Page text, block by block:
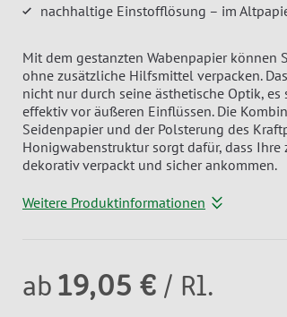
nachhaltige Einstofflösung – im
Mit dem gestanzten Wabenpapier können
ohne zusätzliche Hilfsmittel verpacken.
nicht nur durch seine ästhetische Optik, es
effektiv vor äußeren Einflüssen. Die
Seidenpapier und der Polsterung des
Honigwabenstruktur sorgt dafür, dass Ihre
dekorativ verpackt und sicher ankommen.
Weitere Produktinformationen
ab 19,05 € / Rl.